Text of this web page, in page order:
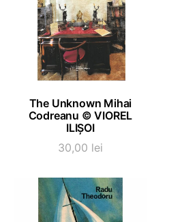
ADAUGĂ ÎN COȘ
The Unknown Mihai
Codreanu © VIOREL
ILIȘOI
30,00 lei